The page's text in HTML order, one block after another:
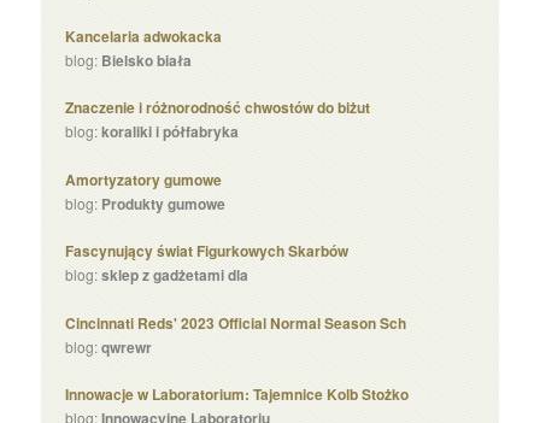
Kancelaria adwokacka
blog: Bielsko biała
Znaczenie i różnorodność chwostów do biżut
blog:koraliki i półfabryka
Amortyzatory gumowe
blog:Produkty gumowe
Fascynujący świat Figurkowych Skarbów
blog:sklep z gadżetami dla
Cincinnati Reds' 2023 Official Normal Season Sch
blog:qwrewr
Innowacje w Laboratorium: Tajemnice Kolb Stożko
blog:Innowacyjne Laboratoriu